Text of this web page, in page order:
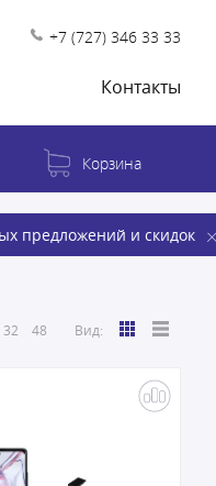
+7 (727) 346 33 33
Контакты
предложений и скидок
Корзина
32 48 Вид: